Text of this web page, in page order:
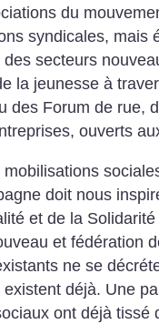
du
syndicales, mais
des secteurs
la jeunesse à
des Forum de rue,
ouverts
mobilisations
doit nous
et de la Solidarité
et fédération
ne se
déjà. Une
ont déjà tissé